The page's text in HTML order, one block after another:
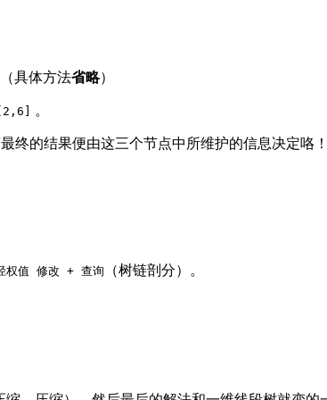
具体方法省略）
[2,6] 。
最终的结果便由这三个节点中所维护的信息决定咯！
权值 修改 + 查询 （树链剖分）。